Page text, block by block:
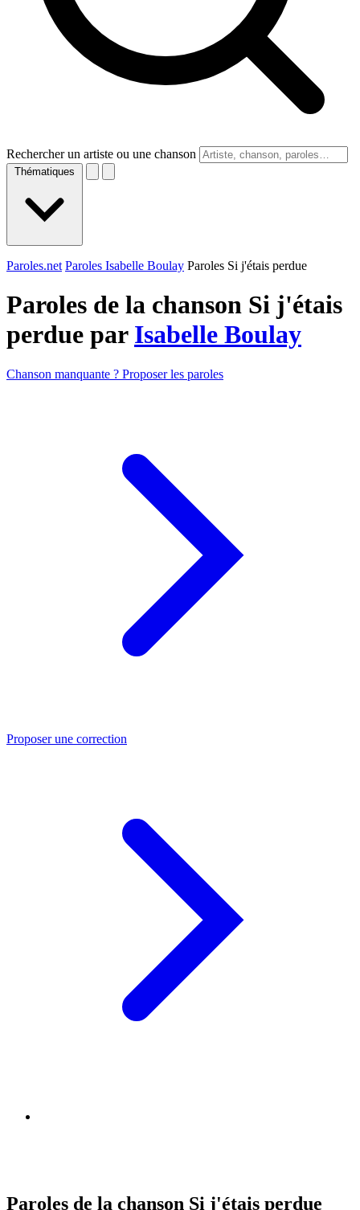
Rechercher un artiste ou une chanson
Thématiques
Paroles.net Paroles Isabelle Boulay Paroles Si j'étais perdue
Paroles de la chanson Si j'étais
perdue par Isabelle Boulay
Chanson manquante ? Proposer les paroles
Proposer une correction
Paroles de la chanson Si j'étais perdue